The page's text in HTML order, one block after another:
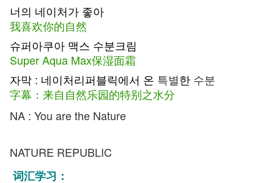
너의 네이처가 좋아
我喜欢你的自然
슈퍼아쿠아 맥스 수분크림
Super Aqua Max保湿面霜
자막 : 네이처리퍼블릭에서 온 특별한 수분
字幕：来自自然乐园的特别之水分
NA : You are the Nature
NATURE REPUBLIC
词汇学习：